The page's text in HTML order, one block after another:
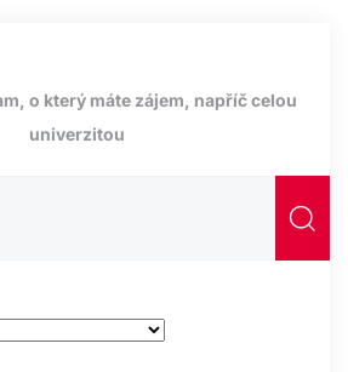
o který máte zájem, napříč celou
univerzitou